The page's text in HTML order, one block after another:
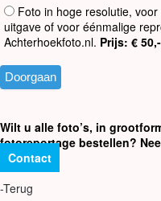
Foto in hoge resolutie,
uitgave of voor éénmalige
Achterhoekfoto.nl. Prijs: € 50,-
Wilt u alle foto’s, in
fotoreportage bestellen?
Contact
-Terug